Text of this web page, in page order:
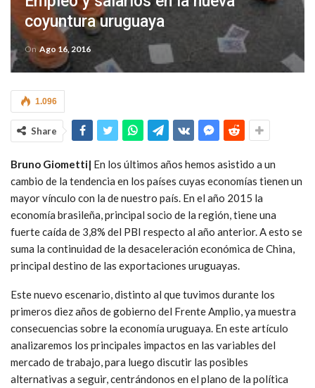
coyuntura uruguaya
On Ago 16, 2016
1.096
Share
Bruno Giometti| En los últimos años hemos asistido a un
cambio de la tendencia en los países cuyas economías tienen un
mayor vínculo con la de nuestro país. En el año 2015 la
economía brasileña, principal socio de la región, tiene una
fuerte caída de 3,8% del PBI respecto al año anterior. A esto se
suma la continuidad de la desaceleración económica de China,
principal destino de las exportaciones uruguayas.
Este nuevo escenario, distinto al que tuvimos durante los
primeros diez años de gobierno del Frente Amplio, ya muestra
consecuencias sobre la economía uruguaya. En este artículo
analizaremos los principales impactos en las variables del
mercado de trabajo, para luego discutir las posibles
alternativas a seguir, centrándonos en el plano de la política